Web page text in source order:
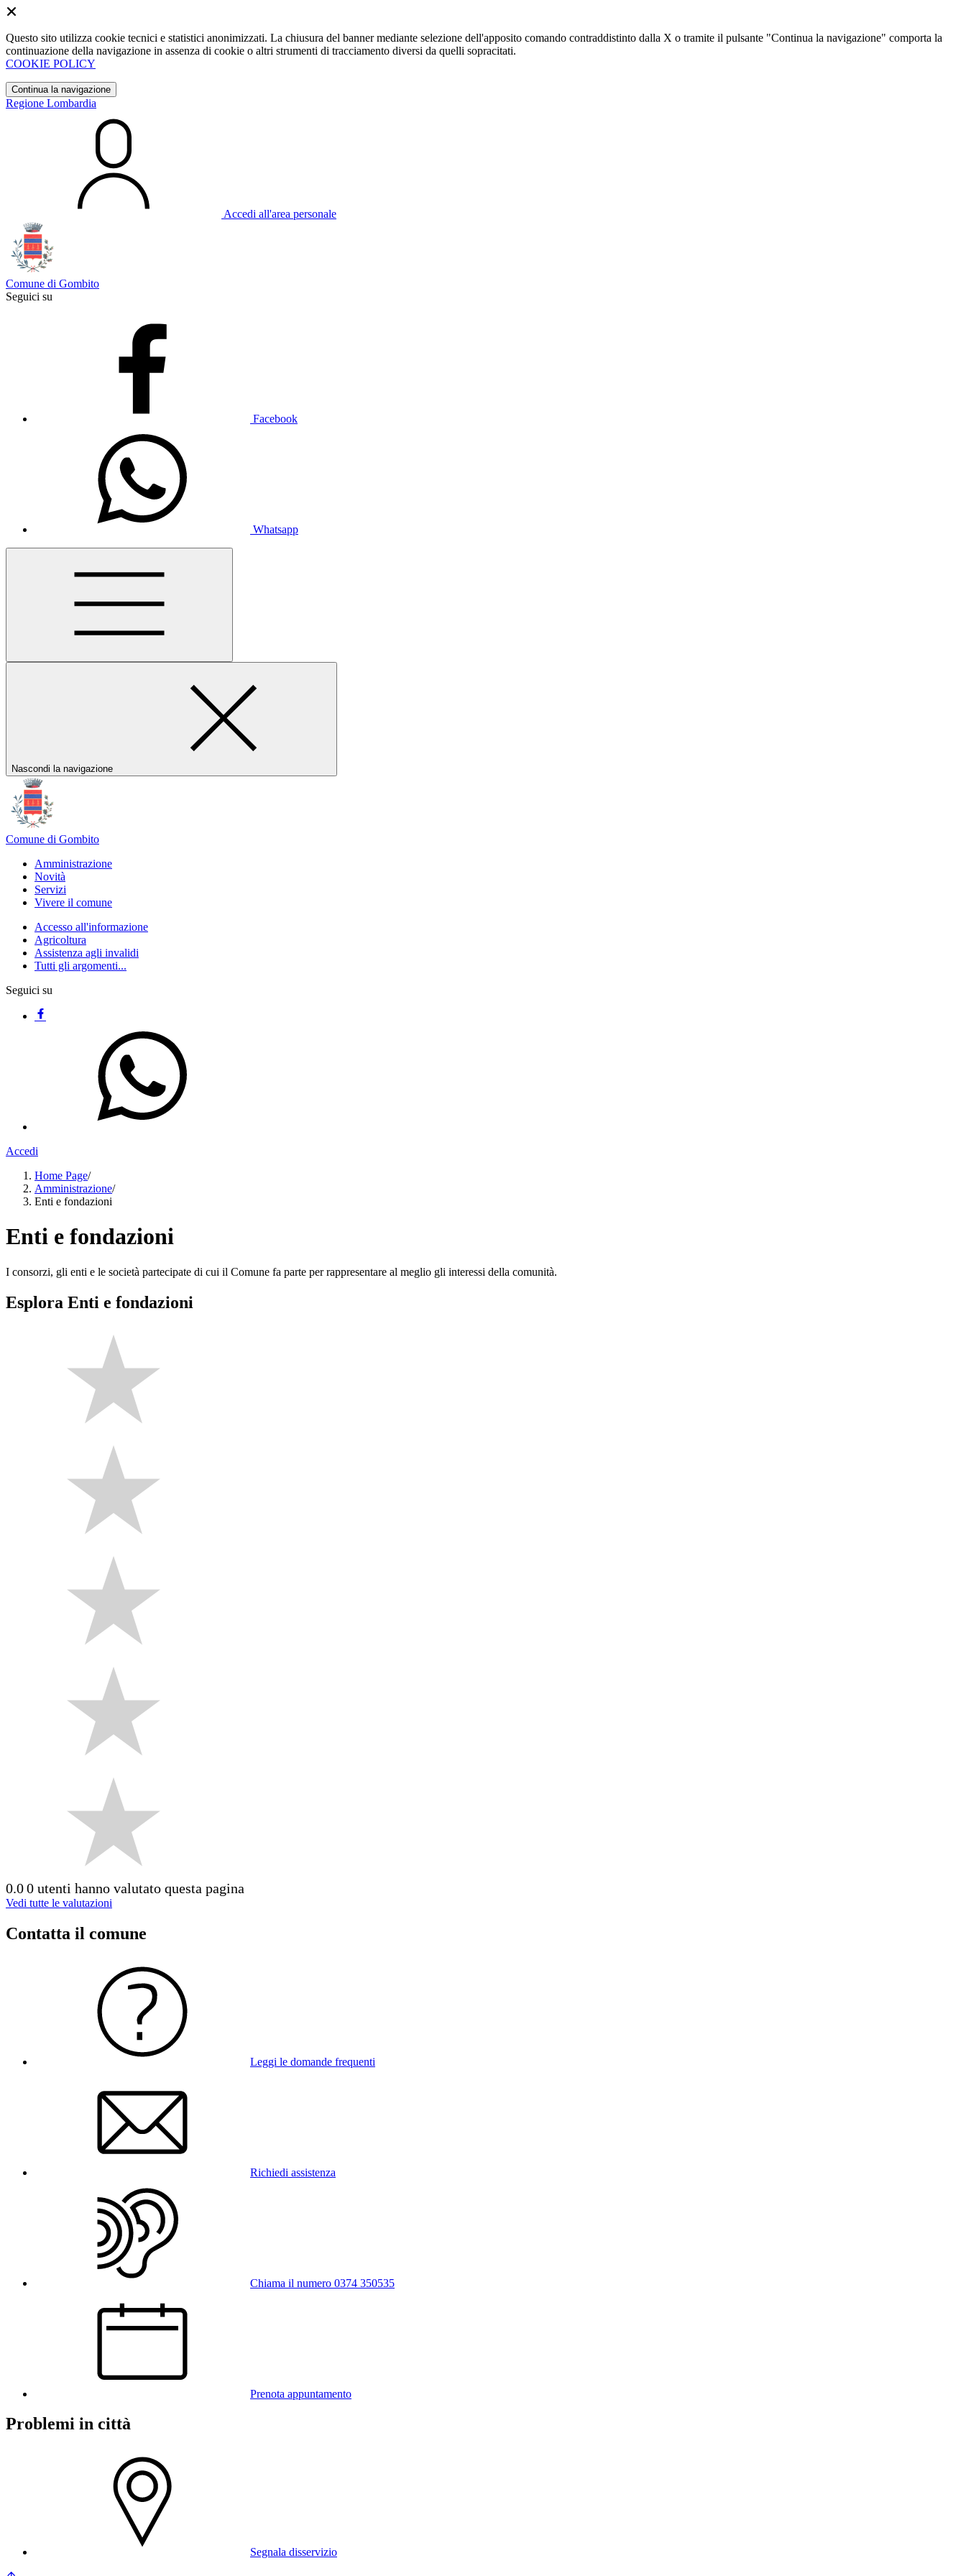
Questo sito utilizza cookie tecnici e statistici anonimizzati. La chiusura del banner mediante selezione dell'apposito comando contraddistinto dalla X o tramite il pulsante "Continua la navigazione" comporta la
continuazione della navigazione in assenza di cookie o altri strumenti di tracciamento diversi da quelli sopracitati.
COOKIE POLICY
Continua la navigazione
Regione Lombardia
Accedi all'area personale
Comune di Gombito
Seguici su
Facebook
Whatsapp
Nascondi la navigazione
Comune di Gombito
Amministrazione
Novità
Servizi
Vivere il comune
Accesso all'informazione
Agricoltura
Assistenza agli invalidi
Tutti gli argomenti...
Seguici su
Accedi
Home Page/
Amministrazione/
Enti e fondazioni
Enti e fondazioni
I consorzi, gli enti e le società partecipate di cui il Comune fa parte per rappresentare al meglio gli interessi della comunità.
Esplora Enti e fondazioni
0.00 utenti hanno valutato questa pagina
Vedi tutte le valutazioni
Contatta il comune
Leggi le domande frequenti
Richiedi assistenza
Chiama il numero 0374 350535
Prenota appuntamento
Problemi in città
Segnala disservizio